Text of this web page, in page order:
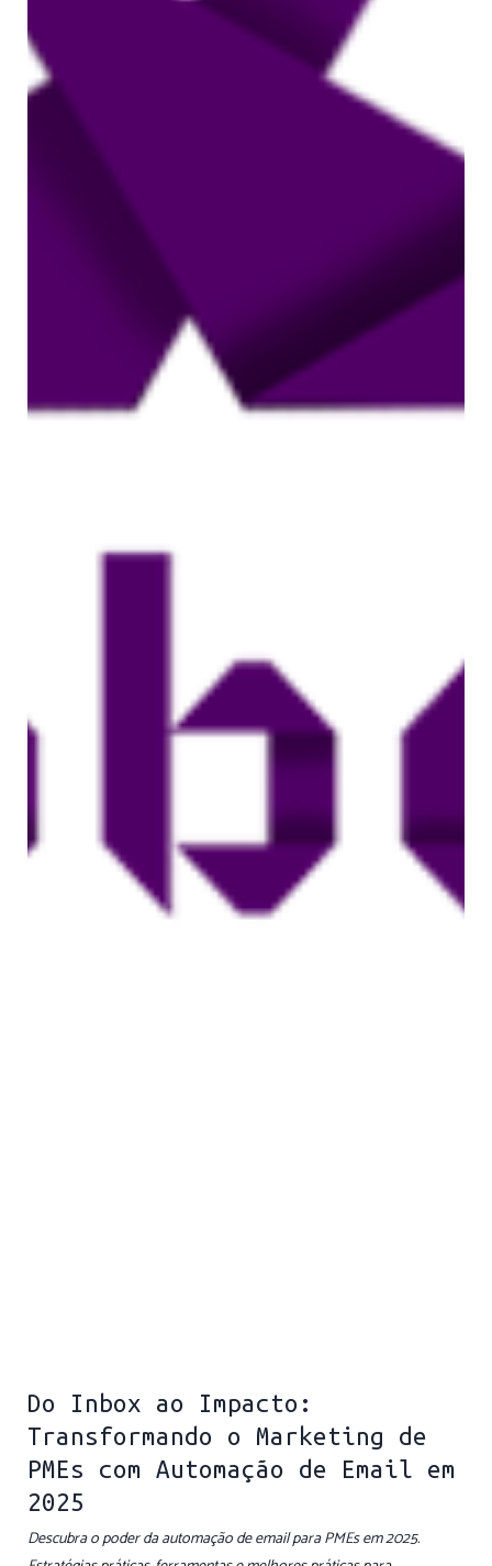
Do Inbox ao Impacto:
Transformando o Marketing de
PMEs com Automação de Email em
2025
Descubra o poder da automação de email para PMEs em 2025.